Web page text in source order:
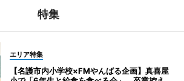
特集
エリア特集
【名護市内小学校×FMやんばる企画】真喜屋